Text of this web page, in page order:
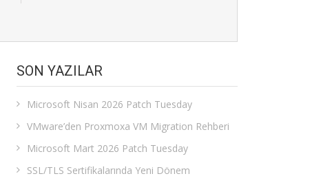
SON YAZILAR
Microsoft Nisan 2026 Patch Tuesday
VMware’den Proxmoxa VM Migration Rehberi
Microsoft Mart 2026 Patch Tuesday
SSL/TLS Sertifikalarında Yeni Dönem